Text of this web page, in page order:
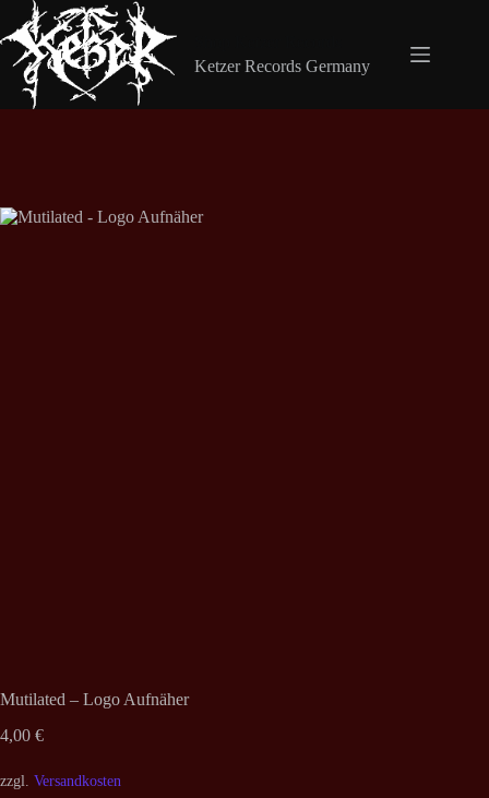
Inhalt
springen
Ketzer Records Germany
Mutilated – Logo Aufnäher
4,00 €
zzgl. Versandkosten